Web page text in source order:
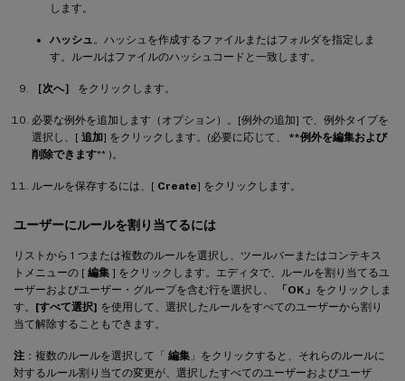
します。
ハッシュ 。ハッシュを作成するファイルまたはフォルダを指定しま
す。ルールはファイルのハッシュコードと一致します。
［次へ］ をクリックします。
必要な例外を追加します（オプション）。[例外の追加] で、例外タイプを
選択し、[ 追加] をクリックします。(必要に応じて、 **例外を編集および
削除できます** )。
ルールを保存するには、[ Create] をクリックします。
ユーザーにルールを割り当てるには
リストから 1 つまたは複数のルールを選択し、ツールバーまたはコンテキス
トメニューの [ 編集 ] をクリックします。エディタで、ルールを割り当てるユ
ーザーおよびユーザー・グループを含む行を選択し、
「OK」 をクリックしま
す。 [すべて選択] を使用して、選択したルールをすべてのユーザーから割り
当て解除することもできます。
注 ：複数のルールを選択して「 編集 」をクリックすると、それらのルールに
対するルール割り当ての変更が、選択したすべてのユーザーおよびユーザ